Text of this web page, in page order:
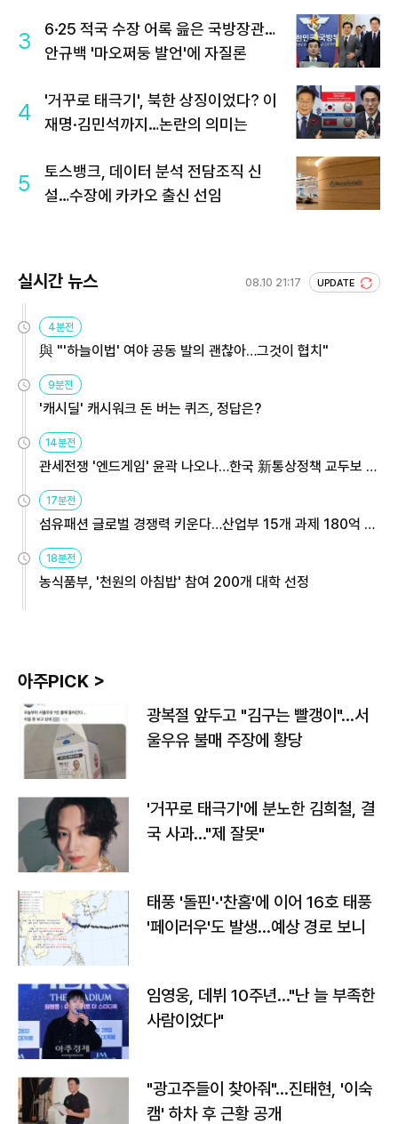
3
6·25 적국 수장 어록 읊은 국방장관…
안규백 '마오쩌둥 발언'에 자질론
4
'거꾸로 태극기', 북한 상징이었다? 이
재명·김민석까지…논란의 의미는
5
토스뱅크, 데이터 분석 전담조직 신
설…수장에 카카오 출신 선임
실시간 뉴스 08.10 21:17 UPDATE
4분전
與 "'하늘이법' 여야 공동 발의 괜찮아…그것이 협치"
9분전
'캐시딜' 캐시워크 돈 버는 퀴즈, 정답은?
14분전
관세전쟁 '엔드게임' 윤곽 나오나…한국 新통상정책 교두보 활
용해야
17분전
섬유패션 글로벌 경쟁력 키운다…산업부 15개 과제 180억 지
원
18분전
농식품부, '천원의 아침밥' 참여 200개 대학 선정
아주PICK >
광복절 앞두고 "김구는 빨갱이"…서
울우유 불매 주장에 황당
'거꾸로 태극기'에 분노한 김희철, 결
국 사과…"제 잘못"
태풍 '돌핀'·'찬홈'에 이어 16호 태풍
'페이러우'도 발생…예상 경로 보니
임영웅, 데뷔 10주년…"난 늘 부족한
사람이었다"
"광고주들이 찾아줘"…진태현, '이숙
캠' 하차 후 근황 공개